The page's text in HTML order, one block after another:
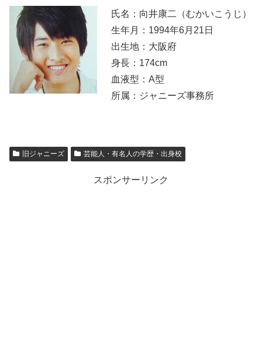
氏名：向井康二（むかいこうじ）
生年月：1994年6月21日
出生地：大阪府
身長：174cm
血液型：A型
所属：ジャニーズ事務所
旧ジャニーズ 芸能人・有名人の学歴・出身校
スポンサーリンク